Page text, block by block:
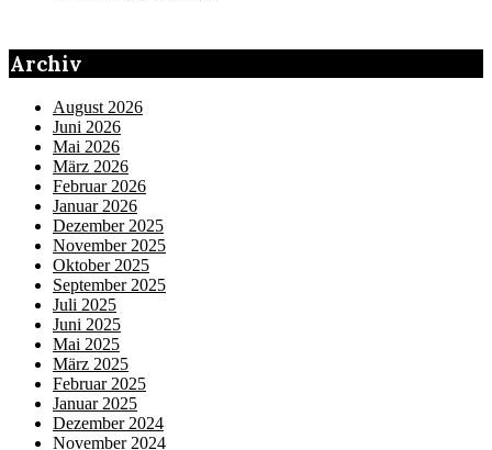
Archiv
August 2026
Juni 2026
Mai 2026
März 2026
Februar 2026
Januar 2026
Dezember 2025
November 2025
Oktober 2025
September 2025
Juli 2025
Juni 2025
Mai 2025
März 2025
Februar 2025
Januar 2025
Dezember 2024
November 2024